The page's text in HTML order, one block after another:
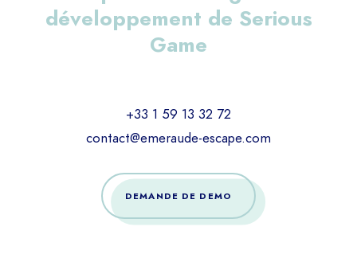
développement de Serious
Game
+33 1 59 13 32 72
contact@emeraude-escape.com
DEMANDE DE DEMO